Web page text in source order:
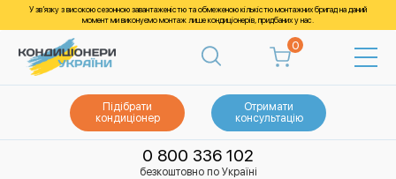
У зв’язку з високою сезонною завантаженістю та обмеженою кількістю монтажних бригад на даний
момент ми виконуємо монтаж лише кондиціонерів, придбаних у нас.
0
Підібрати
кондиціонер
Отримати
консультацію
0 800 336 102
безкоштовно по Україні